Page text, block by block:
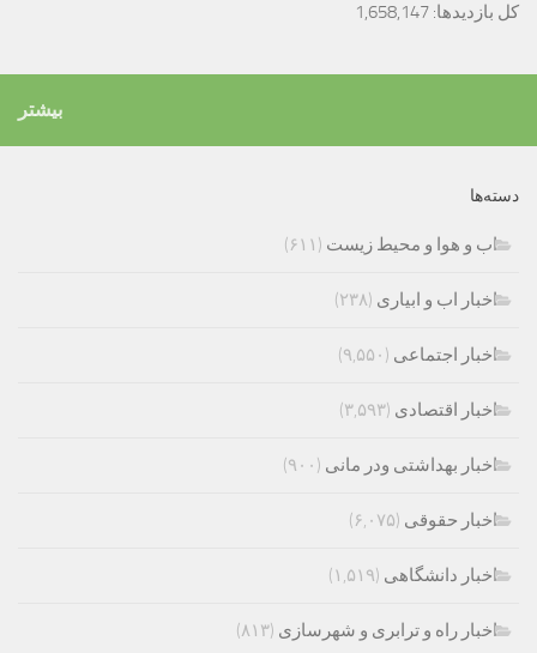
کل بازدیدها: 1,658,147
بیشتر
دسته‌ها
اب و هوا و محیط زیست (۶۱۱)
اخبار اب و ابیاری (۲۳۸)
اخبار اجتماعی (۹,۵۵۰)
اخبار اقتصادی (۳,۵۹۳)
اخبار بهداشتی ودر مانی (۹۰۰)
اخبار حقوقی (۶,۰۷۵)
اخبار دانشگاهی (۱,۵۱۹)
اخبار راه و ترابری و شهرسازی (۸۱۳)